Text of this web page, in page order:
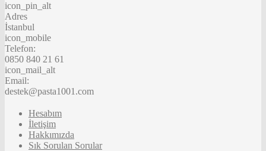
icon_pin_alt
Adres
İstanbul
icon_mobile
Telefon:
0850 840 21 61
icon_mail_alt
Email:
destek@pasta1001.com
Hesabım
İletişim
Hakkımızda
Sık Sorulan Sorular